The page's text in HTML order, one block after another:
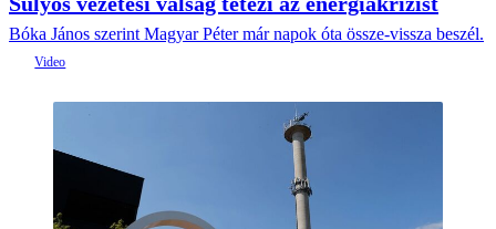
Bóka János szerint Magyar Péter már napok óta össze-vissza beszél.